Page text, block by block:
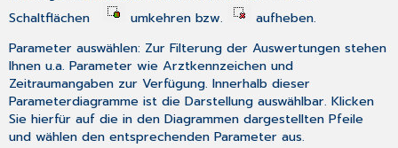
Schaltflächen
umkehren bzw.
aufheben.
Parameter auswählen: Zur Filterung der Auswertungen stehen
Ihnen u.a. Parameter wie Arztkennzeichen und
Zeitraumangaben zur Verfügung. Innerhalb dieser
Parameterdiagramme ist die Darstellung auswählbar. Klicken
Sie hierfür auf die in den Diagrammen dargestellten Pfeile
und wählen den entsprechenden Parameter aus.